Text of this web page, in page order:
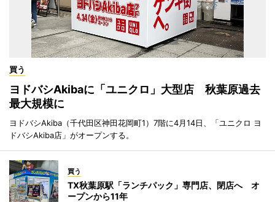
買う
ヨドバシAkibaに「ユニクロ」大型店 秋葉原過去
最大規模に
ヨドバシAkiba（千代田区神田花岡町1）7階に4月14日、「ユニクロ ヨ
ドバシAkiba店」がオープンする。
買う
TX秋葉原駅「ランチパック」専門店、閉店へ オ
ープンから11年